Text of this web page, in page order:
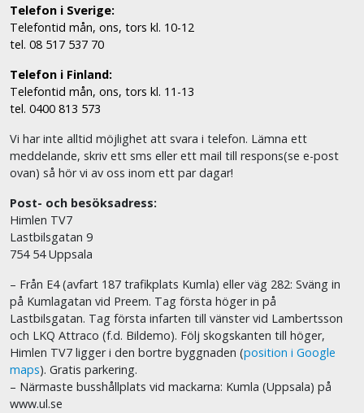
Telefon i Sverige:
Telefontid mån, ons, tors kl. 10-12
tel. 08 517 537 70
Telefon i Finland:
Telefontid mån, ons, tors kl. 11-13
tel. 0400 813 573
Vi har inte alltid möjlighet att svara i telefon. Lämna ett
meddelande, skriv ett sms eller ett mail till respons(se e-post
ovan) så hör vi av oss inom ett par dagar!
Post- och besöksadress:
Himlen TV7
Lastbilsgatan 9
754 54 Uppsala
– Från E4 (avfart 187 trafikplats Kumla) eller väg 282: Sväng in
på Kumlagatan vid Preem. Tag första höger in på
Lastbilsgatan. Tag första infarten till vänster vid Lambertsson
och LKQ Attraco (f.d. Bildemo). Följ skogskanten till höger,
Himlen TV7 ligger i den bortre byggnaden (position i Google
maps). Gratis parkering.
– Närmaste busshållplats vid mackarna: Kumla (Uppsala) på
www.ul.se